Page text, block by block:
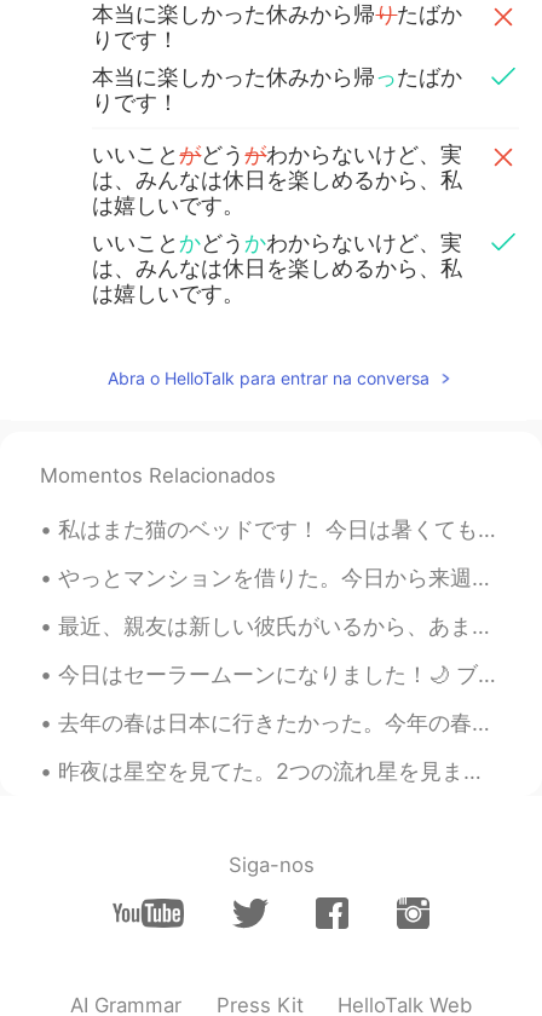
本当に楽しかった休みから帰りたばか
りです！
本当に楽しかった休みから帰ったばか
りです！
いいことがどうがわからないけど、実
は、みんなは休日を楽しめるから、私
は嬉しいです。
いいことかどうかわからないけど、実
は、みんなは休日を楽しめるから、私
は嬉しいです。
Abra o HelloTalk para entrar na conversa
Momentos Relacionados
私はまた猫のベッドです！ 今日は暑くても、まだ厚い毛布で自分を覆っています。だから、毛布を使用できるのために、サーモスタットの温度はとても寒い。笑笑 めっちゃcounterintuitiveで...
やっとマンションを借りた。今日から来週末まで、マンション準備は忙しそう。部屋の戸口は210cmくらい、僕は203cmだから本当に良かった！珍しいよね、そんなに高い戸口。玄関とシャワー室は195c...
最近、親友は新しい彼氏がいるから、あまり話せないです。🥲私も幸せですが以前は毎日話してました。そして、新しい彼氏さんは兵隊なので、時々、私は彼女に内輪ネタといってる時に彼は真面目すぎて、私は怖く...
今日はセーラームーンになりました！🌙 ブロンドの髪は私に全然合わなくても、セーラームーンの制服が一番可愛いだから、セーラームンを選びました。髪の本当の色は黒だからセーラーマーズになる方がいい...
去年の春は日本に行きたかった。今年の春は、またできなかった。😿 ラスベガスに行った時ホテルの中には植物園があります！美しいお花を見ました！✨💐🌷🌹桜のような木も見たけど、近づいたとき、本物じゃな...
昨夜は星空を見てた。2つの流れ星を見ました！超早かったから望みをできなかった。 太陽は星ですね。十億の星があるから、地球みたいな世界がいくつあるのかな？ ー 明日からまた仕事です。ちょっと悲...
Siga-nos
AI Grammar Press Kit HelloTalk Web